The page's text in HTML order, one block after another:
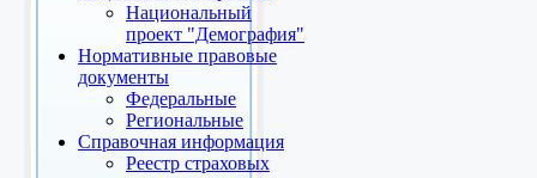
Национальный
проект "Демография"
Нормативные правовые
документы
Федеральные
Региональные
Справочная информация
Реестр страховых